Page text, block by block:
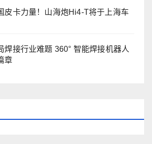
皮卡力量！山海炮Hi4-T将于上海车
焊接行业难题 360° 智能焊接机器人
章